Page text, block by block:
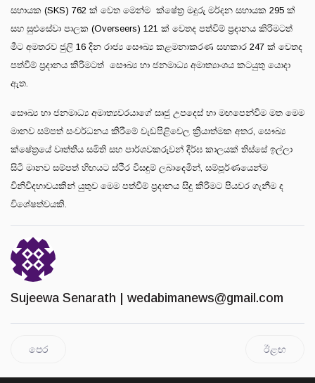
සහායක (SKS) 762 ක් වෙත මෙන්ම ක්ෂේත්‍ර මදුරු මර්දන සහායක 295 ක්
සහ සුළුසේවා පාලක (Overseers) 121 ක් ‍වෙතද පත්විම් ප්‍රදානය කිරිමටත්
මීට අමතරව ජුලි 16 දින රාජ්‍ය සෞඛ්‍ය කළමනාකරණ සහකාර 247 ක් වෙතද
පත්වීම් ප්‍රදානය කිරිමටත් සෞඛ්‍ය හා ජනමාධ්‍ය අමාත්‍යාංශය කටයුතු යොදා
ඇත.
සෞඛ්‍ය හා ජනමාධ්‍ය අමාත්‍යවරයාගේ සෘජු උපදෙස් හා මඟපෙන්විම මත මෙම
මානව සම්පත් සංවර්ධනය කිරීමේ වැඩපිළිවෙල ක්‍රියාත්මක අතර, සෞඛ්‍ය
ක්ෂේත්‍රයේ වෘත්තීය සමිති සහ පාර්ශවකරුවන් දීර්ඝ කාලයක් තිස්සේ ඉල්ලා
සිටි මානව සම්පත් හිඟයට ස්ථිර විසඳුම් ලබාදෙමින්, සම්පූර්ණයෙන්ම
විනිවිදභාවයකින් යුතුව මෙම පත්වීම් ප්‍රදානය සිදු කිරිමට පියවර ගැනීම ද
විශේෂත්වයකි.
Sujeewa Senarath | wedabimanews@gmail.com
පෙර ඊළඟ